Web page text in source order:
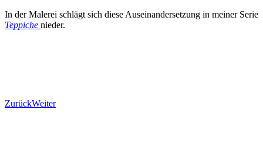
In der Malerei schlägt sich diese Auseinandersetzung in meiner Serie
Teppiche nieder.
ZurückWeiter